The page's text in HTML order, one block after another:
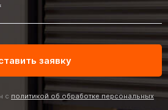
с политикой об обработке персональных